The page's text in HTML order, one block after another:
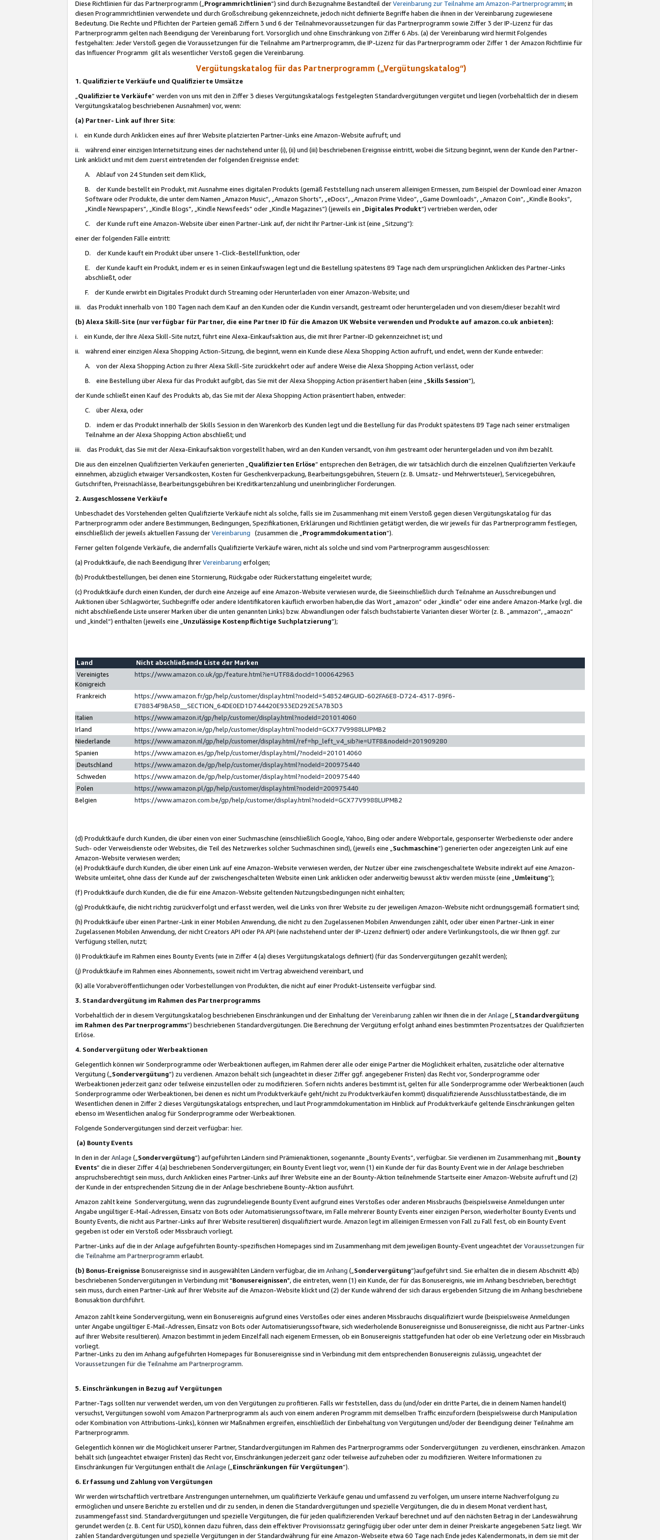
Diese Richtlinien für das Partnerprogramm („Programmrichtlinien“) sind durch Bezugnahme Bestandteil derVereinbarung zur Teilnahme am Amazon-Partnerprogramm; in
diesen Programmrichtlinien verwendete und durch Großschreibung gekennzeichnete, jedoch nicht definierte Begriffe haben die ihnen in der Vereinbarung zugewiesene
Bedeutung. Die Rechte und Pflichten der Parteien gemäß Ziffern 3 und 6 der Teilnahmevoraussetzungen für das Partnerprogramm sowie Ziffer 3 der IP-Lizenz für das
Partnerprogramm gelten nach Beendigung der Vereinbarung fort. Vorsorglich und ohne Einschränkung von Ziffer 6 Abs. (a) der Vereinbarung wird hiermit Folgendes
festgehalten: Jeder Verstoß gegen die Voraussetzungen für die Teilnahme am Partnerprogramm, die IP-Lizenz für das Partnerprogramm oder Ziffer 1 der Amazon Richtlinie für
das Influencer Programm gilt als wesentlicher Verstoß gegen die Vereinbarung.
Vergütungskatalog für das Partnerprogramm („Vergütungskatalog“)
1. Qualifizierte Verkäufe und Qualifizierte Umsätze
Qualifizierte Verkäufe“ werden von uns mit den in Ziffer 3 dieses Vergütungskatalogs festgelegten Standardvergütungen vergütet und liegen (vorbehaltlich der in diesem
Vergütungskatalog beschriebenen Ausnahmen) vor, wenn:
(a) Partner- Link auf Ihrer Site:
i. ein Kunde durch Anklicken eines auf Ihrer Website platzierten Partner-Links eine Amazon-Website aufruft; und
ii. während einer einzigen Internetsitzung eines der nachstehend unter (i), (ii) und (iii) beschriebenen Ereignisse eintritt, wobei die Sitzung beginnt, wenn der Kunde den Partner-
Link anklickt und mit dem zuerst eintretenden der folgenden Ereignisse endet:
A. Ablauf von 24 Stunden seit dem Klick,
B. der Kunde bestellt ein Produkt, mit Ausnahme eines digitalen Produkts (gemäß Feststellung nach unserem alleinigen Ermessen, zum Beispiel der Download einer Amazon
Software oder Produkte, die unter dem Namen „Amazon Music“, „Amazon Shorts“, „eDocs“, „Amazon Prime Video“, „Game Downloads“, „Amazon Coin“, „Kindle Books“,
„Kindle Newspapers“, „Kindle Blogs“, „Kindle Newsfeeds“ oder „Kindle Magazines“) (jeweils ein „ Digitales Produkt“) vertrieben werden, oder
C. der Kunde ruft eine Amazon-Website über einen Partner-Link auf, der nicht Ihr Partner-Link ist (eine „Sitzung“):
einer der folgenden Fälle eintritt:
D. der Kunde kauft ein Produkt über unsere 1-Click-Bestellfunktion, oder
E. der Kunde kauft ein Produkt, indem er es in seinen Einkaufswagen legt und die Bestellung spätestens 89 Tage nach dem ursprünglichen Anklicken des Partner-Links
abschließt, oder
F. der Kunde erwirbt ein Digitales Produkt durch Streaming oder Herunterladen von einer Amazon-Website; und
iii. das Produkt innerhalb von 180 Tagen nach dem Kauf an den Kunden oder die Kundin versandt, gestreamt oder heruntergeladen und von diesem/dieser bezahlt wird
(b) Alexa Skill-Site (nur verfügbar für Partner, die eine Partner ID für die Amazon UK Website verwenden und Produkte auf amazon.co.uk anbieten):
i. ein Kunde, der Ihre Alexa Skill-Site nutzt, führt eine Alexa-Einkaufsaktion aus, die mit Ihrer Partner-ID gekennzeichnet ist; und
ii. während einer einzigen Alexa Shopping Action-Sitzung, die beginnt, wenn ein Kunde diese Alexa Shopping Action aufruft, und endet, wenn der Kunde entweder:
A. von der Alexa Shopping Action zu Ihrer Alexa Skill-Site zurückkehrt oder auf andere Weise die Alexa Shopping Action verlässt, oder
B. eine Bestellung über Alexa für das Produkt aufgibt, das Sie mit der Alexa Shopping Action präsentiert haben (eine „ Skills Session“),
der Kunde schließt einen Kauf des Produkts ab, das Sie mit der Alexa Shopping Action präsentiert haben, entweder:
C. über Alexa, oder
D. indem er das Produkt innerhalb der Skills Session in den Warenkorb des Kunden legt und die Bestellung für das Produkt spätestens 89 Tage nach seiner erstmaligen
Teilnahme an der Alexa Shopping Action abschließt; und
iii. das Produkt, das Sie mit der Alexa-Einkaufsaktion vorgestellt haben, wird an den Kunden versandt, von ihm gestreamt oder heruntergeladen und von ihm bezahlt.
Die aus den einzelnen Qualifizierten Verkäufen generierten „ Qualifizierten Erlöse“ entsprechen den Beträgen, die wir tatsächlich durch die einzelnen Qualifizierten Verkäufe
einnehmen, abzüglich etwaiger Versandkosten, Kosten für Geschenkverpackung, Bearbeitungsgebühren, Steuern (z. B. Umsatz- und Mehrwertsteuer), Servicegebühren,
Gutschriften, Preisnachlässe, Bearbeitungsgebühren bei Kreditkartenzahlung und uneinbringlicher Forderungen.
2. Ausgeschlossene Verkäufe
Unbeschadet des Vorstehenden gelten Qualifizierte Verkäufe nicht als solche, falls sie im Zusammenhang mit einem Verstoß gegen diesen Vergütungskatalog für das
Partnerprogramm oder andere Bestimmungen, Bedingungen, Spezifikationen, Erklärungen und Richtlinien getätigt werden, die wir jeweils für das Partnerprogramm festlegen,
einschließlich der jeweils aktuellen Fassung derVereinbarung (zusammen die „ Programmdokumentation“).
Ferner gelten folgende Verkäufe, die andernfalls Qualifizierte Verkäufe wären, nicht als solche und sind vom Partnerprogramm ausgeschlossen:
(a) Produktkäufe, die nach Beendigung IhrerVereinbarung erfolgen;
(b) Produktbestellungen, bei denen eine Stornierung, Rückgabe oder Rückerstattung eingeleitet wurde;
(c) Produktkäufe durch einen Kunden, der durch eine Anzeige auf eine Amazon-Website verwiesen wurde, die Sieeinschließlich durch Teilnahme an Ausschreibungen und
Auktionen über Schlagwörter, Suchbegriffe oder andere Identifikatoren käuflich erworben haben,die das Wort „amazon“ oder „kindle“ oder eine andere Amazon-Marke (vgl. die
nicht abschließende Liste unserer Marken über die unten genannten Links) bzw. Abwandlungen oder falsch buchstabierte Varianten dieser Wörter (z. B. „ammazon“, „amaozn“
und „kindel“) enthalten (jeweils eine „ Unzulässige Kostenpflichtige Suchplatzierung”);
Land
Nicht abschließende Liste der Marken
Vereinigtes
Königreich
https://www.amazon.co.uk/gp/feature.html?ie=UTF8&docId=1000642963
Frankreich
https://www.amazon.fr/gp/help/customer/display.html?nodeId=548524#GUID-602FA6E8-D724-4317-89F6-
E78834F9BA58__SECTION_64DE0ED1D744420E933ED292E5A7B3D3
Italien
https://www.amazon.it/gp/help/customer/display.html?nodeId=201014060
Irland
https://www.amazon.ie/gp/help/customer/display.html?nodeId=GCX77V9988LUPMB2
Niederlande
https://www.amazon.nl/gp/help/customer/display.html/ref=hp_left_v4_sib?ie=UTF8&nodeId=201909280
Spanien
https://www.amazon.es/gp/help/customer/display.html/?nodeId=201014060
Deutschland
https://www.amazon.de/gp/help/customer/display.html?nodeId=200975440
Schweden
https://www.amazon.de/gp/help/customer/display.html?nodeId=200975440
Polen
https://www.amazon.pl/gp/help/customer/display.html?nodeId=200975440
Belgien
https://www.amazon.com.be/gp/help/customer/display.html?nodeId=GCX77V9988LUPMB2
(d) Produktkäufe durch Kunden, die über einen von einer Suchmaschine (einschließlich Google, Yahoo, Bing oder andere Webportale, gesponserter Werbedienste oder andere
Such- oder Verweisdienste oder Websites, die Teil des Netzwerkes solcher Suchmaschinen sind), (jeweils eine „ Suchmaschine“) generierten oder angezeigten Link auf eine
Amazon-Website verwiesen werden;
(e) Produktkäufe durch Kunden, die über einen Link auf eine Amazon-Website verwiesen werden, der Nutzer über eine zwischengeschaltete Website indirekt auf eine Amazon-
Website umleitet, ohne dass der Kunde auf der zwischengeschalteten Website einen Link anklicken oder anderweitig bewusst aktiv werden müsste (eine „ Umleitung“);
(f) Produktkäufe durch Kunden, die die für eine Amazon-Website geltenden Nutzungsbedingungen nicht einhalten;
(g) Produktkäufe, die nicht richtig zurückverfolgt und erfasst werden, weil die Links von Ihrer Website zu der jeweiligen Amazon-Website nicht ordnungsgemäß formatiert sind;
(h) Produktkäufe über einen Partner-Link in einer Mobilen Anwendung, die nicht zu den Zugelassenen Mobilen Anwendungen zählt, oder über einen Partner-Link in einer
Zugelassenen Mobilen Anwendung, der nicht Creators API oder PA API (wie nachstehend unter der IP-Lizenz definiert) oder andere Verlinkungstools, die wir Ihnen ggf. zur
Verfügung stellen, nutzt;
(i) Produktkäufe im Rahmen eines Bounty Events (wie in Ziffer 4 (a) dieses Vergütungskatalogs definiert) (für das Sondervergütungen gezahlt werden);
(j) Produktkäufe im Rahmen eines Abonnements, soweit nicht im Vertrag abweichend vereinbart, und
(k) alle Vorabveröffentlichungen oder Vorbestellungen von Produkten, die nicht auf einer Produkt-Listenseite verfügbar sind.
3. Standardvergütung im Rahmen des Partnerprogramms
Vorbehaltlich der in diesem Vergütungskatalog beschriebenen Einschränkungen und der Einhaltung derVereinbarung zahlen wir Ihnen die in derAnlage („ Standardvergütung
im Rahmen des Partnerprogramms“) beschriebenen Standardvergütungen. Die Berechnung der Vergütung erfolgt anhand eines bestimmten Prozentsatzes der Qualifizierten
Erlöse.
4. Sondervergütung oder Werbeaktionen
Gelegentlich können wir Sonderprogramme oder Werbeaktionen auflegen, im Rahmen derer alle oder einige Partner die Möglichkeit erhalten, zusätzliche oder alternative
Vergütung („ Sondervergütung”) zu verdienen. Amazon behält sich (ungeachtet in dieser Ziffer ggf. angegebener Fristen) das Recht vor, Sonderprogramme oder
Werbeaktionen jederzeit ganz oder teilweise einzustellen oder zu modifizieren. Sofern nichts anderes bestimmt ist, gelten für alle Sonderprogramme oder Werbeaktionen (auch
Sonderprogramme oder Werbeaktionen, bei denen es nicht um Produktverkäufe geht/nicht zu Produktverkäufen kommt) disqualifizierende Ausschlusstatbestände, die im
Wesentlichen denen in Ziffer 2 dieses Vergütungskatalogs entsprechen, und laut Programmdokumentation im Hinblick auf Produktverkäufe geltende Einschränkungen gelten
ebenso im Wesentlichen analog für Sonderprogramme oder Werbeaktionen.
Folgende Sondervergütungen sind derzeit verfügbar: hier.
(a) Bounty Events
In den in derAnlage („ Sondervergütung“) aufgeführten Ländern sind Prämienaktionen, sogenannte „Bounty Events“, verfügbar. Sie verdienen im Zusammenhang mit „ Bounty
Events“ die in dieser Ziffer 4 (a) beschriebenen Sondervergütungen; ein Bounty Event liegt vor, wenn (1) ein Kunde der für das Bounty Event wie in der Anlage beschrieben
anspruchsberechtigt sein muss, durch Anklicken eines Partner-Links auf Ihrer Website eine an der Bounty-Aktion teilnehmende Startseite einer Amazon-Website aufruft und (2)
der Kunde in der entsprechenden Sitzung die in der Anlage beschriebene Bounty-Aktion ausführt.
Amazon zahlt keine Sondervergütung, wenn das zugrundeliegende Bounty Event aufgrund eines Verstoßes oder anderen Missbrauchs (beispielsweise Anmeldungen unter
Angabe ungültiger E-Mail-Adressen, Einsatz von Bots oder Automatisierungssoftware, im Falle mehrerer Bounty Events einer einzigen Person, wiederholter Bounty Events und
Bounty Events, die nicht aus Partner-Links auf Ihrer Website resultieren) disqualifiziert wurde. Amazon legt im alleinigen Ermessen von Fall zu Fall fest, ob ein Bounty Event
gegeben ist oder ein Verstoß oder Missbrauch vorliegt.
Partner-Links auf die in der Anlage aufgeführten Bounty-spezifischen Homepages sind im Zusammenhang mit dem jeweiligen Bounty-Event ungeachtet derVoraussetzungen für
die Teilnahme am Partnerprogramm erlaubt.
(b) Bonus-Ereignisse Bonusereignisse sind in ausgewählten Ländern verfügbar, die im Anhang („ Sondervergütung“)aufgeführt sind. Sie erhalten die in diesem Abschnitt 4(b)
beschriebenen Sondervergütungen in Verbindung mit "Bonusereignissen", die eintreten, wenn (1) ein Kunde, der für das Bonusereignis, wie im Anhang beschrieben, berechtigt
sein muss, durch einen Partner-Link auf Ihrer Website auf die Amazon-Website klickt und (2) der Kunde während der sich daraus ergebenden Sitzung die im Anhang beschriebene
Bonusaktion durchführt.
Amazon zahlt keine Sondervergütung, wenn ein Bonusereignis aufgrund eines Verstoßes oder eines anderen Missbrauchs disqualifiziert wurde (beispielsweise Anmeldungen
unter Angabe ungültiger E-Mail-Adressen, Einsatz von Bots oder Automatisierungssoftware, sich wiederholende Bonusereignisse und Bonusereignisse, die nicht aus Partner-Links
auf Ihrer Website resultieren). Amazon bestimmt in jedem Einzelfall nach eigenem Ermessen, ob ein Bonusereignis stattgefunden hat oder ob eine Verletzung oder ein Missbrauch
vorliegt.
Partner-Links zu den im Anhang aufgeführten Homepages für Bonusereignisse sind in Verbindung mit dem entsprechenden Bonusereignis zulässig, ungeachtet der
Voraussetzungen für die Teilnahme am Partnerprogramm.
5. Einschränkungen in Bezug auf Vergütungen
Partner-Tags sollten nur verwendet werden, um von den Vergütungen zu profitieren. Falls wir feststellen, dass du (und/oder ein dritte Partei, die in deinem Namen handelt)
versuchst, Vergütungen sowohl vom Amazon Partnerprogramm als auch von einem anderen Programm mit demselben Traffic einzufordern (beispielsweise durch Manipulation
oder Kombination von Attributions-Links), können wir Maßnahmen ergreifen, einschließlich der Einbehaltung von Vergütungen und/oder der Beendigung deiner Teilnahme am
Partnerprogramm.
Gelegentlich können wir die Möglichkeit unserer Partner, Standardvergütungen im Rahmen des Partnerprogramms oder Sondervergütungen zu verdienen, einschränken. Amazon
behält sich (ungeachtet etwaiger Fristen) das Recht vor, Einschränkungen jederzeit ganz oder teilweise aufzuheben oder zu modifizieren. Weitere Informationen zu
Einschränkungen für Vergütungen enthält die Anlage („ Einschränkungen für Vergütungen“).
6. Erfassung und Zahlung von Vergütungen
Wir werden wirtschaftlich vertretbare Anstrengungen unternehmen, um qualifizierte Verkäufe genau und umfassend zu verfolgen, um unsere interne Nachverfolgung zu
ermöglichen und unsere Berichte zu erstellen und dir zu senden, in denen die Standardvergütungen und spezielle Vergütungen, die du in diesem Monat verdient hast,
zusammengefasst sind. Standardvergütungen und spezielle Vergütungen, die für jeden qualifizierenden Verkauf berechnet und auf den nächsten Betrag in der Landeswährung
gerundet werden (z. B. Cent für USD), können dazu führen, dass dein effektiver Provisionssatz geringfügig über oder unter dem in deiner Preiskarte angegebenen Satz liegt. Wir
zahlen Standardvergütungen und spezielle Vergütungen in der Standardwährung für eine Amazon-Webseite etwa 60 Tage nach Ende jedes Kalendermonats, in dem sie mit der